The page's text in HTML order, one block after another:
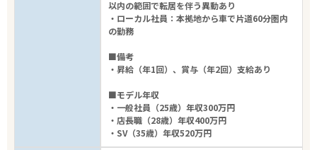
以内の範囲で転居を伴う異動あり
・ローカル社員：本拠地から車で片道60分圏内
の勤務
■備考
・昇給（年1回）、賞与（年2回）支給あり
■モデル年収
・一般社員（25歳）年収300万円
・店長職（28歳）年収400万円
・SV（35歳）年収520万円